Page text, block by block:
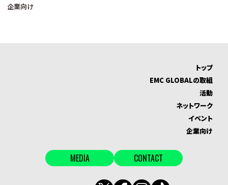
企業向け
トップ
EMC GLOBALの取組
活動
ネットワーク
イベント
企業向け
MEDIA CONTACT